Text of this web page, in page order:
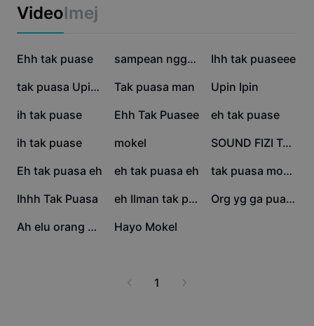
Kapsyen automatik
Templat kapsyen
Pemasaran
Templat industri
Templat recap
Pusat Amanah
Pusat Bantuan
Perihal Terma Perkhidmatan CapCut
Dreamina Seedance 2.0 Launch
VideoImej
554.3K
Ehh tak puase 116.8K sampean nggak poso | 50.6K
Ihh tak puaseee
40.3K tak puasa Upin ipin 37.3K
Tak puasa man 36.7K
Upin Ipin
32.5K
ih tak puase 27.2K
Ehh Tak Puasee 23.3K
eh tak puase
11.3K
ih tak puase 4.8K
mokel 4.7K SOUND FIZI TAK PUASA
4.2K
Eh tak puasa eh 4.1K
eh tak puasa eh 2.4K tak puasa mokel
1.7K
Ihhh Tak Puasa 1.5K eh Ilman tak puase 1.4K Org yg ga puasa
1.3K Ah elu orang sahur 773
Hayo Mokel
1